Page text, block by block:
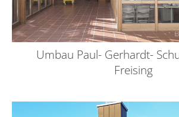
Umbau Paul- Gerhardt-
Freising